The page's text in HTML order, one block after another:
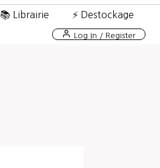
📚 Librairie ⚡ Destockage
Log In / Register